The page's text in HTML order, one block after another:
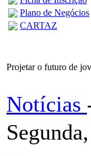
Plano de Negócios
CARTAZ
Projetar o futuro de
Notícias